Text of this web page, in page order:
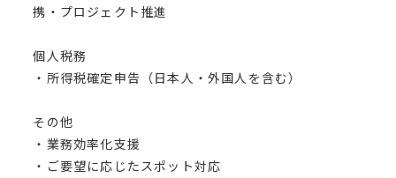
携・プロジェクト推進
個人税務
・所得税確定申告（日本人・外国人を含む）
その他
・業務効率化支援
・ご要望に応じたスポット対応